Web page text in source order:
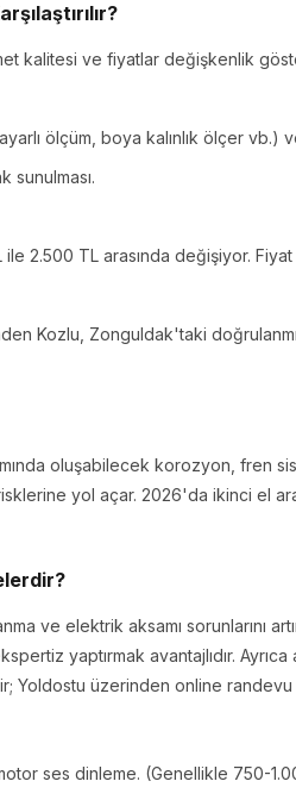
kalitesi ve fiyatlar değişkenlik
ölçüm, boya kalınlık ölçer vb.)
sunulması.
2.500 TL arasında değişiyor.
Kozlu, Zonguldak'taki
oluşabilecek korozyon, fren
yol açar. 2026'da ikinci el
ve elektrik aksamı sorunlarını
yaptırmak avantajlıdır. Ayrıca
üzerinden online randevu
ses dinleme. (Genellikle 750-